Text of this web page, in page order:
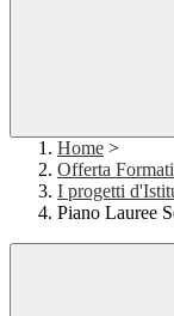
Home >
Offerta
I progetti
Piano Lauree